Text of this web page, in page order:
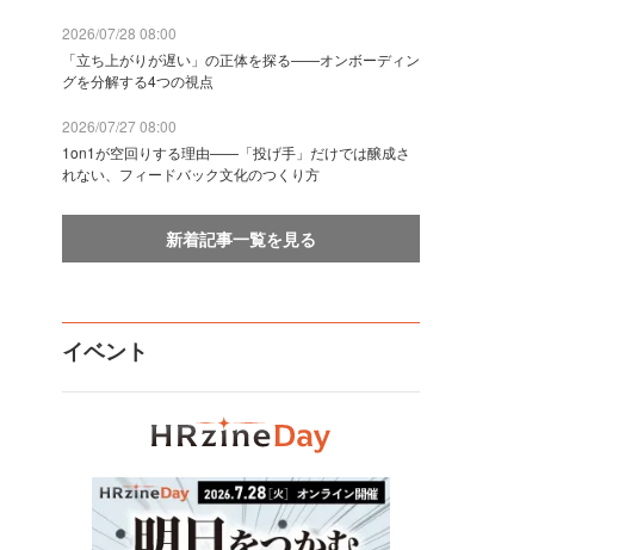
2026/07/28 08:00
「立ち上がりが遅い」の正体を探る——オンボーディン
グを分解する4つの視点
2026/07/27 08:00
1on1が空回りする理由——「投げ手」だけでは醸成さ
れない、フィードバック文化のつくり方
新着記事一覧を見る
イベント